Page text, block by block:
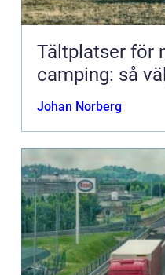
Tältplatser för
camping: så
Johan Norberg